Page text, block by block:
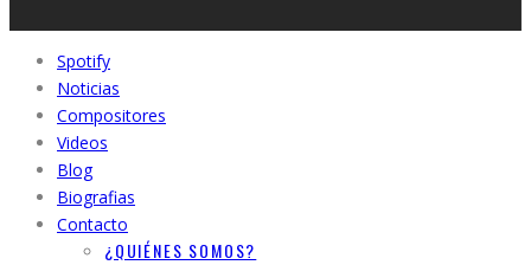
Spotify
Noticias
Compositores
Videos
Blog
Biografias
Contacto
¿QUIÉNES SOMOS?